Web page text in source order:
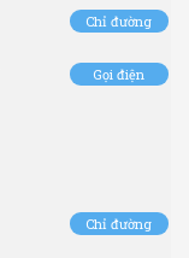
Chỉ đường
Gọi điện
Chỉ đường